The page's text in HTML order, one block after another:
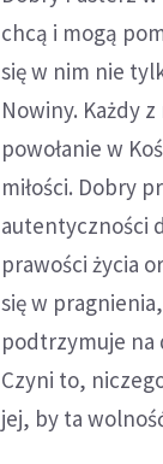
chcą i mogą
się w nim nie
Nowiny. Każdy
powołanie w
miłości. Dobry
autentyczności
prawości życia
się w
podtrzymuje na
Czyni to,
jej, by ta